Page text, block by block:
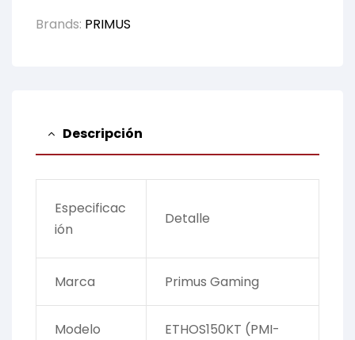
Brands: PRIMUS
Descripción
Especificac
ión
Detalle
Marca Primus Gaming
Modelo
ETHOS150KT (PMI-